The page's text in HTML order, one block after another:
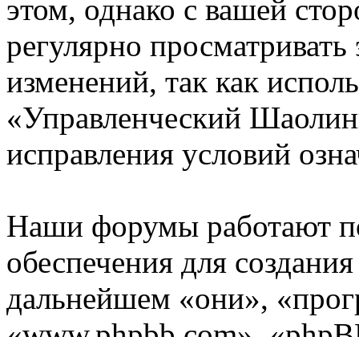
этом, однако с вашей
регулярно просматривать
изменений, так как
«Управленческий
исправления условий
Наши форумы работают
обеспечения для
дальнейшем «они»,